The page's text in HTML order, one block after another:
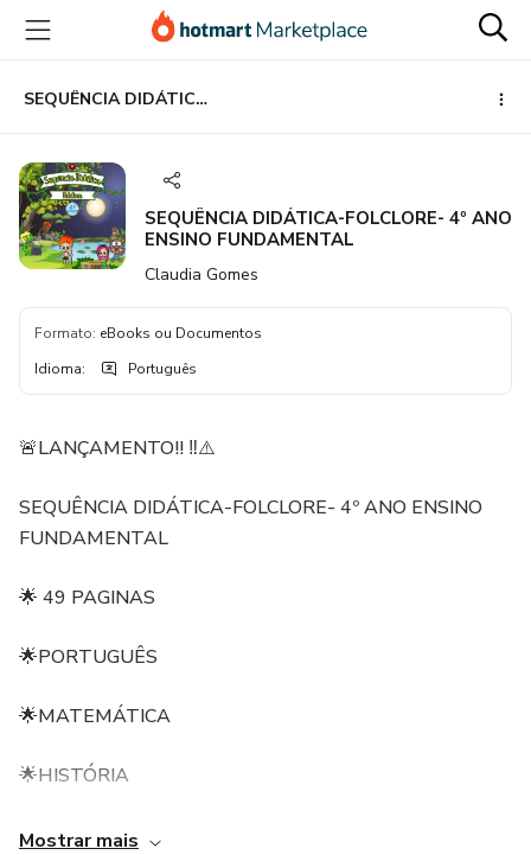
para
conteúdo
principal
para
pagamento
para
rodapé
SEQUÊNCIA DIDÁTICA-FOLCLORE- 4º ANO ENSINO FUNDAMENTAL
SEQUÊNCIA DIDÁTICA-FOLCLORE- 4º ANO
ENSINO FUNDAMENTAL
Claudia Gomes
Formato: eBooks ou Documentos
Idioma: Português
🚨LANÇAMENTO!! ‼️⚠️
SEQUÊNCIA DIDÁTICA-FOLCLORE- 4º ANO ENSINO
FUNDAMENTAL
🌟 49 PAGINAS
🌟PORTUGUÊS
🌟MATEMÁTICA
🌟HISTÓRIA
🌟GEOGRAFIA
Mostrar mais